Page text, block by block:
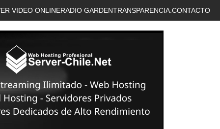
VIDEO ONLINERADIO GARDENTRANSPARENCIA. CONTACTO